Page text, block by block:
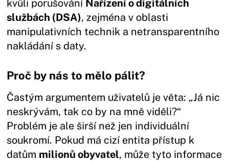
kvůli porušování Nařízení o digitálních
službách (DSA), zejména v oblasti
manipulativních technik a netransparentního
nakládání s daty.
Proč by nás to mělo pálit?
Častým argumentem uživatelů je věta: „Já nic
neskrývám, tak co by na mně viděli?“
Problém je ale širší než jen individuální
soukromí. Pokud má cizí entita přístup k
datům milionů obyvatel, může tyto informace